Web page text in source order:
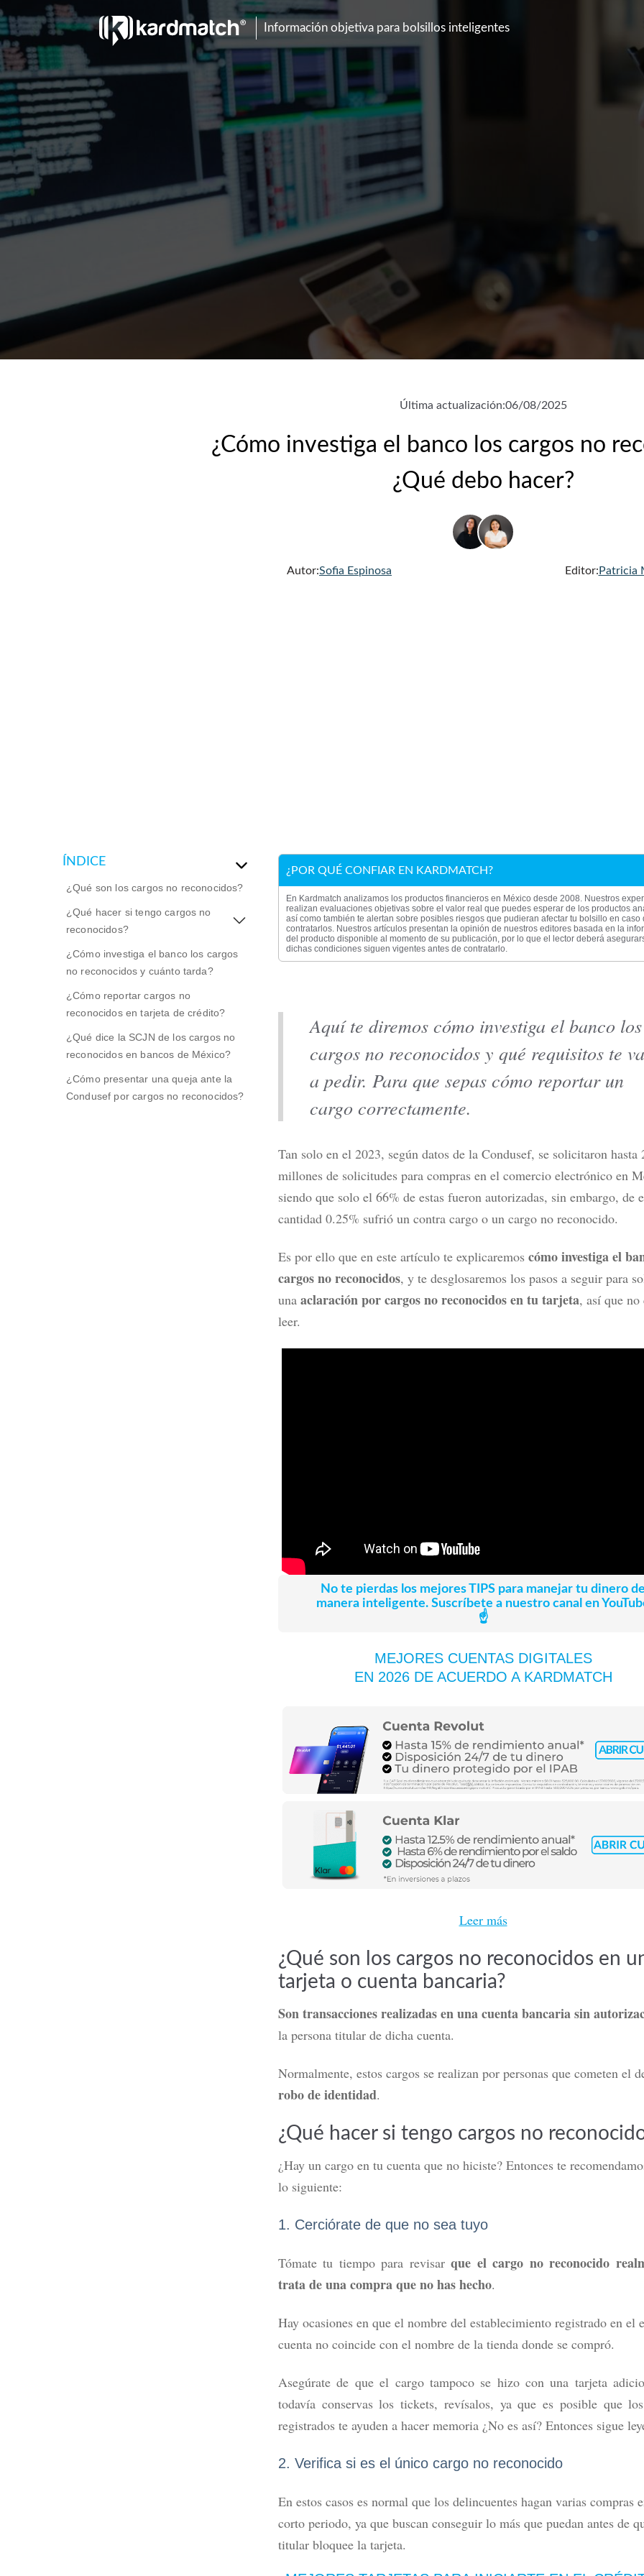
Información objetiva para bolsillos inteligentes
Última actualización:06/08/2025
¿Cómo investiga el banco los cargos no
¿Qué debo hacer?
Autor:Sofia Espinosa Editor: Patricia
ÍNDICE
¿Qué son los cargos no reconocidos?
¿Qué hacer si tengo cargos no
reconocidos?
¿Cómo investiga el banco los cargos
no reconocidos y cuánto tarda?
¿Cómo reportar cargos no
reconocidos en tarjeta de crédito?
¿Qué dice la SCJN de los cargos no
reconocidos en bancos de México?
¿Cómo presentar una queja ante la
Condusef por cargos no reconocidos?
¿POR QUÉ CONFIAR EN KARDMATCH?
En Kardmatch analizamos los productos financieros en México desde 2008. Nuestros
realizan evaluaciones objetivas sobre el valor real que puedes esperar de los productos
así como también te alertan sobre posibles riesgos que pudieran afectar tu bolsillo en caso
contratarlos. Nuestros artículos presentan la opinión de nuestros editores basada en la
del producto disponible al momento de su publicación, por lo que el lector deberá
dichas condiciones siguen vigentes antes de contratarlo.
Aquí te diremos cómo investiga el banco los
cargos no reconocidos y qué requisitos te
a pedir. Para que sepas cómo reportar un
cargo correctamente.
Tan solo en el 2023, según datos de la Condusef, se solicitaron hasta
millones de solicitudes para compras en el comercio electrónico en
siendo que solo el 66% de estas fueron autorizadas, sin embargo, de
cantidad 0.25% sufrió un contra cargo o un cargo no reconocido.
Es por ello que en este artículo te explicaremos cómo investiga el
cargos no reconocidos, y te desglosaremos los pasos a seguir para
una aclaración por cargos no reconocidos en tu tarjeta, así que no
leer.
No te pierdas los mejores TIPS para manejar tu dinero de
manera inteligente. Suscríbete a nuestro canal en
☝️
MEJORES CUENTAS DIGITALES
EN 2026 DE ACUERDO A KARDMATCH
Leer más
¿Qué son los cargos no reconocidos en
tarjeta o cuenta bancaria?
Son transacciones realizadas en una cuenta bancaria sin
la persona titular de dicha cuenta.
Normalmente, estos cargos se realizan por personas que cometen el
robo de identidad.
¿Qué hacer si tengo cargos no
¿Hay un cargo en tu cuenta que no hiciste? Entonces te
lo siguiente:
1. Cerciórate de que no sea tuyo
Tómate tu tiempo para revisarque el cargo no reconocido
trata de una compra que no has hecho.
Hay ocasiones en que el nombre del establecimiento registrado en el
cuenta no coincide con el nombre de la tienda donde se compró.
Asegúrate de que el cargo tampoco se hizo con una tarjeta
todavía conservas los tickets, revísalos, ya que es posible que
registrados te ayuden a hacer memoria ¿No es así? Entonces sigue
2. Verifica si es el único cargo no reconocido
En estos casos es normal que los delincuentes hagan varias compras
corto periodo, ya que buscan conseguir lo más que puedan antes de
titular bloquee la tarjeta.
2026 por tipo de usuario
Leer más
¿DiDi Cuenta es confiable? Esto
probar sus rendimientos
Leer más
Tarjeta Mercado Pago: ¿es de crédito o
Tarjeta Volaris INVEX 0: